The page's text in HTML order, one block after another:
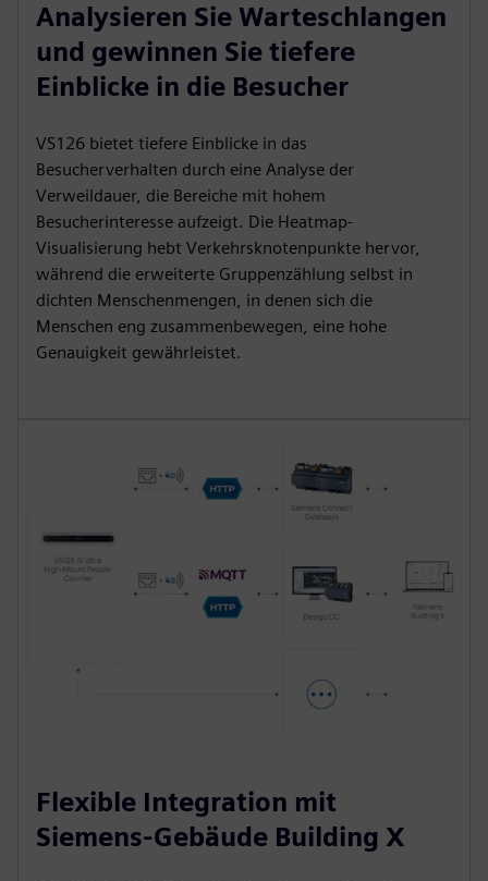
Analysieren Sie Warteschlangen
und gewinnen Sie tiefere
Einblicke in die Besucher
VS126 bietet tiefere Einblicke in das
Besucherverhalten durch eine Analyse der
Verweildauer, die Bereiche mit hohem
Besucherinteresse aufzeigt. Die Heatmap-
Visualisierung hebt Verkehrsknotenpunkte hervor,
während die erweiterte Gruppenzählung selbst in
dichten Menschenmengen, in denen sich die
Menschen eng zusammenbewegen, eine hohe
Genauigkeit gewährleistet.
Flexible Integration mit
Siemens-Gebäude Building X